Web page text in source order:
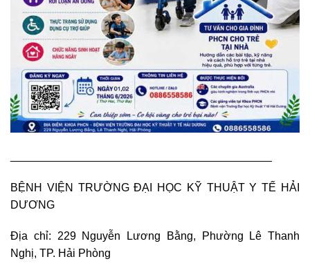
BỆNH VIỆN TRƯỜNG ĐẠI HỌC KỸ THUẬT Y TẾ HẢI
DƯƠNG
Địa chỉ: 229 Nguyễn Lương Bằng, Phường Lê Thanh
Nghị, TP. Hải Phòng